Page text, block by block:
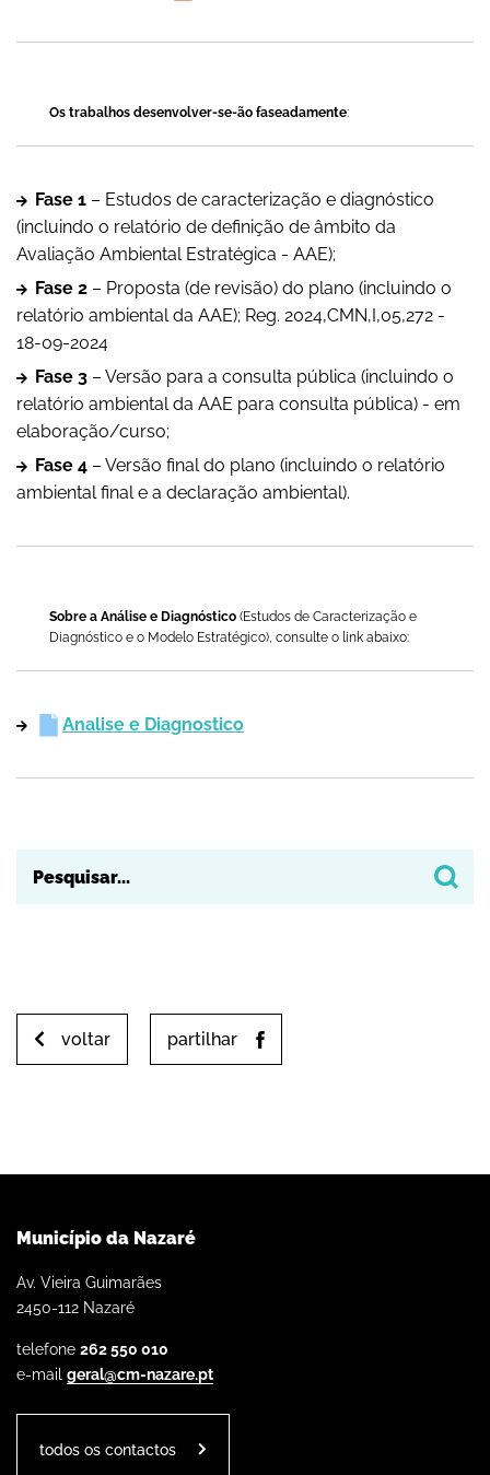
Os trabalhos desenvolver-se-ão faseadamente:
Fase 1 – Estudos de caracterização e diagnóstico
(incluindo o relatório de definição de âmbito da
Avaliação Ambiental Estratégica - AAE);
Fase 2 – Proposta (de revisão) do plano (incluindo o
relatório ambiental da AAE); Reg. 2024,CMN,I,05,272 -
18-09-2024
Fase 3 – Versão para a consulta pública (incluindo o
relatório ambiental da AAE para consulta pública) - em
elaboração/curso;
Fase 4 – Versão final do plano (incluindo o relatório
ambiental final e a declaração ambiental).
Sobre a Análise e Diagnóstico (Estudos de Caracterização e
Diagnóstico e o Modelo Estratégico), consulte o link abaixo:
Analise e Diagnostico
voltar partilhar
Município da Nazaré
Av. Vieira Guimarães
2450-112 Nazaré
telefone 262 550 010
e-mail geral@cm-nazare.pt
todos os contactos